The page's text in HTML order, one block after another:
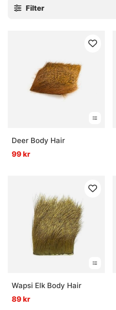
Filter
Deer Body Hair
99 kr
Wapsi Elk Body Hair
89 kr